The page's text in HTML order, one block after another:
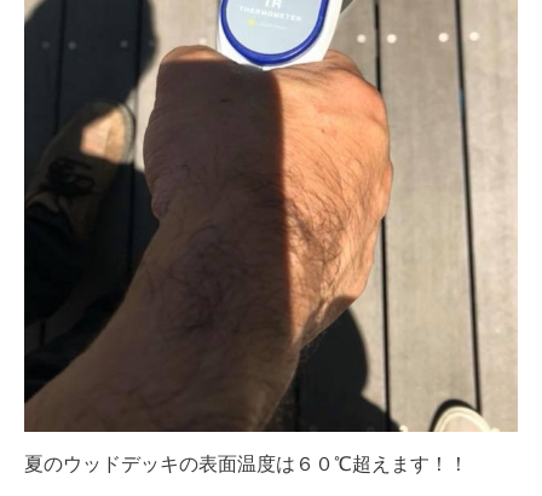
夏のウッドデッキの表面温度は６０℃超えます！！